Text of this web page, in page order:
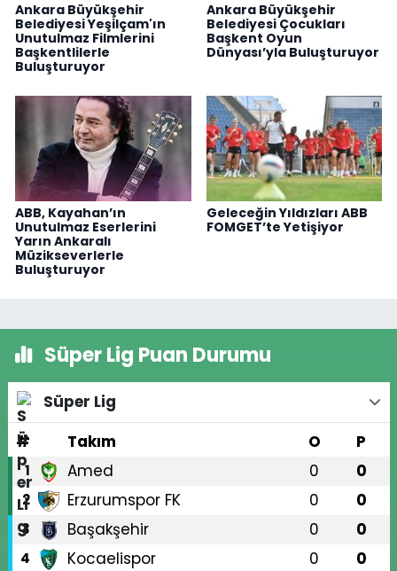
Ankara Büyükşehir
Belediyesi Yeşilçam'ın
Unutulmaz Filmlerini
Başkentlilerle
Buluşturuyor
Ankara Büyükşehir
Belediyesi Çocukları
Başkent Oyun
Dünyası’yla Buluşturuyor
ABB, Kayahan’ın
Unutulmaz Eserlerini
Yarın Ankaralı
Müzikseverlerle
Buluşturuyor
Geleceğin Yıldızları ABB
FOMGET’te Yetişiyor
Süper Lig Puan Durumu
Süper Lig
#
Takım O P
1 Amed 0 0
2 Erzurumspor FK 0 0
3 Başakşehir 0 0
4 Kocaelispor 0 0